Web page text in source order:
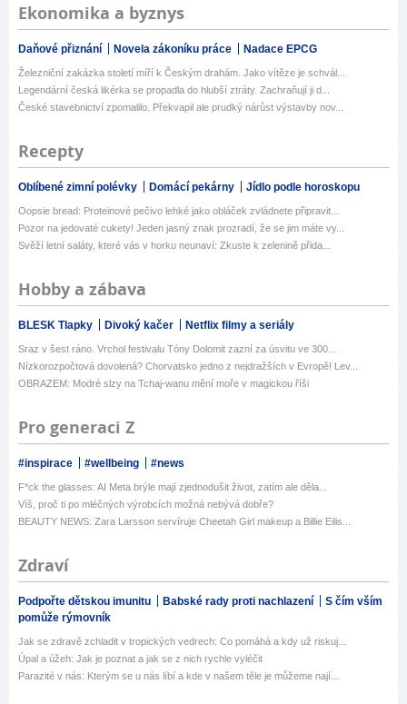
Ekonomika a byznys
Daňové přiznání Novela zákoníku práce Nadace EPCG
Železniční zakázka století míří k Českým drahám. Jako vítěze je schvál...
Legendární česká likérka se propadla do hlubší ztráty. Zachraňují ji d...
České stavebnictví zpomalilo. Překvapil ale prudký nárůst výstavby nov...
Recepty
Oblíbené zimní polévky Domácí pekárny Jídlo podle horoskopu
Oopsie bread: Proteinové pečivo lehké jako obláček zvládnete připravit...
Pozor na jedovaté cukety! Jeden jasný znak prozradí, že se jim máte vy...
Svěží letní saláty, které vás v horku neunaví: Zkuste k zelenině přida...
Hobby a zábava
BLESK Tlapky Divoký kačer Netflix filmy a seriály
Sraz v šest ráno. Vrchol festivalu Tóny Dolomit zazní za úsvitu ve 300...
Nízkorozpočtová dovolená? Chorvatsko jedno z nejdražších v Evropě! Lev...
OBRAZEM: Modré slzy na Tchaj-wanu mění moře v magickou říši
Pro generaci Z
#inspirace #wellbeing #news
F*ck the glasses: AI Meta brýle mají zjednodušit život, zatím ale děla...
Víš, proč ti po mléčných výrobcích možná nebývá dobře?
BEAUTY NEWS: Zara Larsson servíruje Cheetah Girl makeup a Billie Eilis...
Zdraví
Podpořte dětskou imunitu Babské rady proti nachlazení
S čím vším
pomůže rýmovník
Jak se zdravě zchladit v tropických vedrech: Co pomáhá a kdy už riskuj...
Úpal a úžeh: Jak je poznat a jak se z nich rychle vyléčit
Parazité v nás: Kterým se u nás líbí a kde v našem těle je můžeme nají...